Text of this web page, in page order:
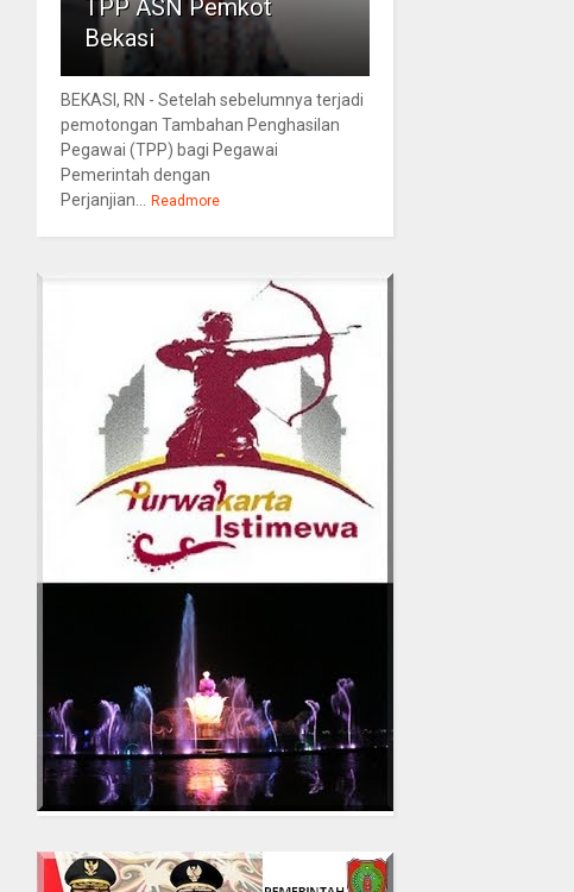
TPP ASN Pemkot
Bekasi
BEKASI, RN - Setelah sebelumnya terjadi
pemotongan Tambahan Penghasilan
Pegawai (TPP) bagi Pegawai
Pemerintah dengan
Perjanjian...
Readmore